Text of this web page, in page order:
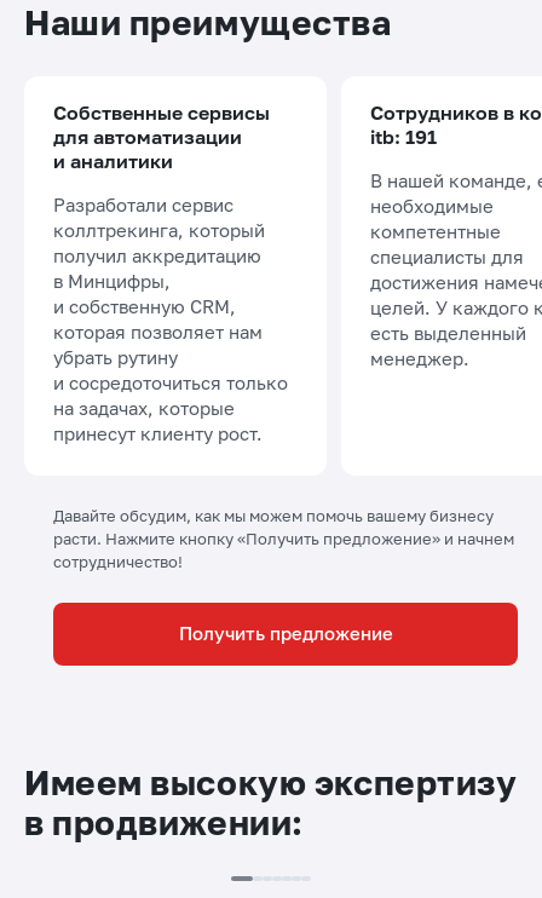
Наши преимущества
Собственные сервисы
для автоматизации
и аналитики
Разработали сервис
коллтрекинга, который
получил аккредитацию
в Минцифры,
и собственную CRM,
которая позволяет нам
убрать рутину
и сосредоточиться только
на задачах, которые
принесут клиенту рост.
Сотрудников в
itb: 191
В нашей команде,
необходимые
компетентные
специалисты для
достижения
целей. У каждого
есть выделенный
менеджер.
Давайте обсудим, как мы можем помочь вашему бизнесу
расти. Нажмите кнопку «Получить предложение» и начнем
сотрудничество!
Получить предложение
Имеем высокую экспертизу
в продвижении: